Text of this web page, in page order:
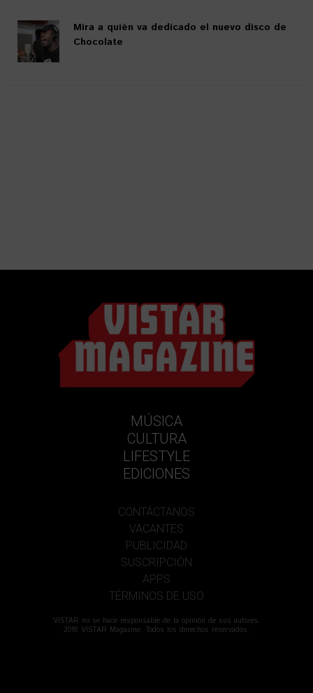
Mira a quién va dedicado el nuevo disco de
Chocolate
MÚSICA
CULTURA
LIFESTYLE
EDICIONES
CONTÁCTANOS
VACANTES
PUBLICIDAD
SUSCRIPCIÓN
APPS
TÉRMINOS DE USO
VISTAR no se hace responsable de la opinión de sus autores.
2018 VISTAR Magazine. Todos los derechos reservados.